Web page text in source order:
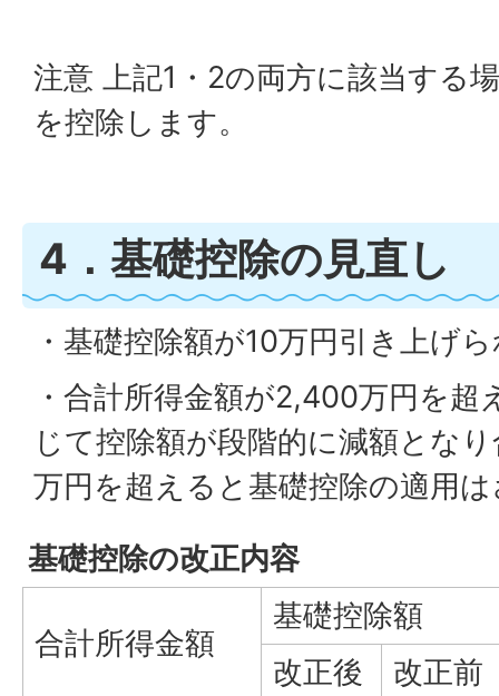
注意 上記1・2の両方に該当する
を控除します。
4．基礎控除の見直し
・基礎控除額が10万円引き上げ
・合計所得金額が2,400万円を超
じて控除額が段階的に減額とな
万円を超えると基礎控除の適用
基礎控除の改正内容
合計所得金額
基礎控除額
改正後
改正前